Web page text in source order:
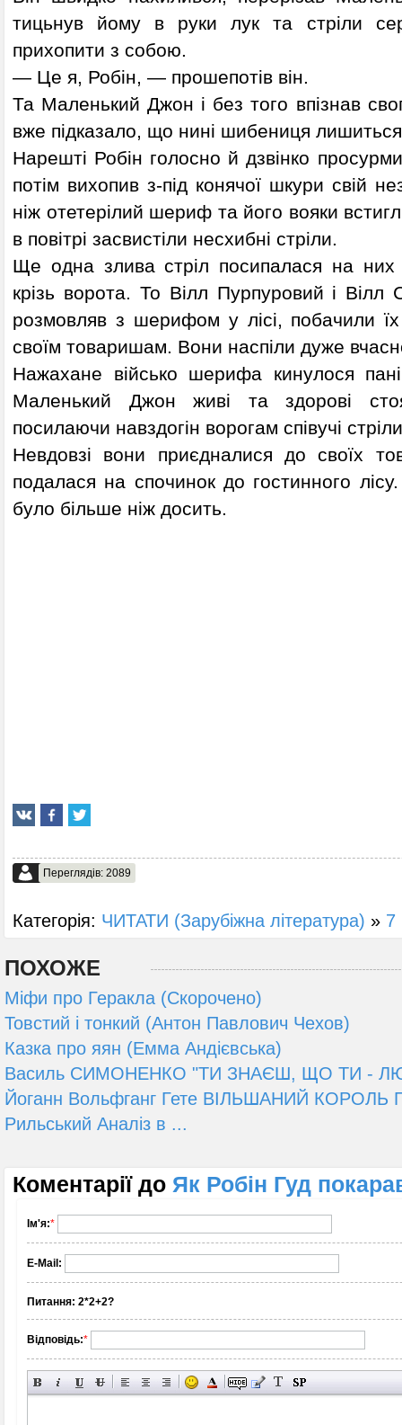
тицьнув йому в руки лук та стріли
прихопити з собою.
— Це я, Робін, — прошепотів він.
Та Маленький Джон і без того впізнав
вже підказало, що нині шибениця
Нарешті Робін голосно й дзвінко
потім вихопив з-під конячої шкури свій
ніж отетерілий шериф та його вояки
в повітрі засвистіли несхибні стріли.
Ще одна злива стріл посипалася на них
крізь ворота. То Вілл Пурпуровий і Вілл
розмовляв з шерифом у лісі, побачили
своїм товаришам. Вони наспіли дуже
Нажахане військо шерифа кинулося
Маленький Джон живі та здорові
посилаючи навздогін ворогам співучі
Невдовзі вони приєдналися до своїх
подалася на спочинок до гостинного
було більше ніж досить.
Переглядів: 2089
Категорія: ЧИТАТИ (Зарубіжна література) » 7
ПОХОЖЕ
Міфи про Геракла (Скорочено)
Товстий і тонкий (Антон Павлович Чехов)
Казка про яян (Емма Андієвська)
Василь СИМОНЕНКО "ТИ ЗНАЄШ, ЩО ТИ -
Йоганн Вольфганг Гете ВІЛЬШАНИЙ КОРОЛЬ
Рильський Аналіз в ...
Коментарії до Як Робін Гуд
Ім'я:*
E-Mail:
Питання: 2*2+2?
Відповідь:*